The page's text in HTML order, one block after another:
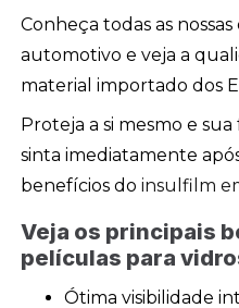
Conheça todas as
automotivo e veja a
material importado dos
Proteja a si mesmo e sua
sinta imediatamente
benefícios doinsulfilm
Veja os principais
películas para
Ótima visibilidade